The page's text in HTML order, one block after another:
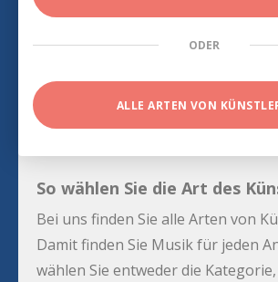
ODER
ALLE ARTEN VON
So wählen Sie die Art des
Bei uns finden Sie alle Arten von
Damit finden Sie Musik für jeden
wählen Sie entweder die Kategorie,